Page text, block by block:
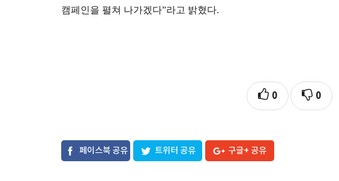
캠페인을 펼쳐 나가겠다”라고 밝혔다.
0 0
페이스북 공유 트위터 공유 구글+ 공유